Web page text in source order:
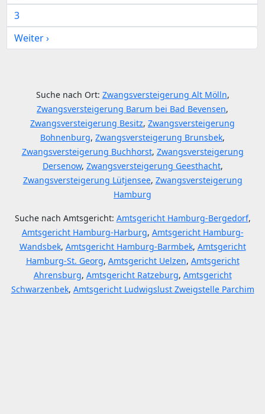
3
Weiter ›
Suche nach Ort: Zwangsversteigerung Alt Mölln,
Zwangsversteigerung Barum bei Bad Bevensen,
Zwangsversteigerung Besitz, Zwangsversteigerung
Bohnenburg, Zwangsversteigerung Brunsbek,
Zwangsversteigerung Buchhorst, Zwangsversteigerung
Dersenow, Zwangsversteigerung Geesthacht,
Zwangsversteigerung Lütjensee, Zwangsversteigerung
Hamburg
Suche nach Amtsgericht: Amtsgericht Hamburg-Bergedorf,
Amtsgericht Hamburg-Harburg, Amtsgericht Hamburg-
Wandsbek, Amtsgericht Hamburg-Barmbek, Amtsgericht
Hamburg-St. Georg, Amtsgericht Uelzen, Amtsgericht
Ahrensburg, Amtsgericht Ratzeburg, Amtsgericht
Schwarzenbek, Amtsgericht Ludwigslust Zweigstelle Parchim